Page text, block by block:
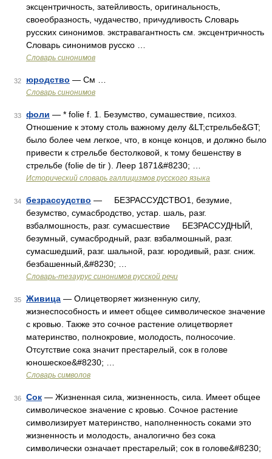
эксцентричность, затейливость, оригинальность,
своеобразность, чудачество, причудливость Словарь
русских синонимов. экстравагантность см. эксцентричность
Словарь синонимов русско …
Словарь синонимов
32 юродство — См …
Словарь синонимов
33 фоли — * folie f. 1. Безумство, сумашествие, психоз.
Отношение к этому столь важному делу &LT;стрельбе&GT;
было более чем легкое, что, в конце концов, и должно было
привести к стрельбе бестолковой, к тому бешенству в
стрельбе (folie de tir ). Леер 1871&#8230; …
Исторический словарь галлицизмов русского языка
34 безрассудство — БЕЗРАССУДСТВО1, безумие,
безумство, сумасбродство, устар. шаль, разг.
взбалмошность, разг. сумасшествие БЕЗРАССУДНЫЙ,
безумный, сумасбродный, разг. взбалмошный, разг.
сумасшедший, разг. шальной, разг. юродивый, разг. сниж.
безбашенный,&#8230; …
Словарь-тезаурус синонимов русской речи
35 Живица — Олицетворяет жизненную силу,
жизнеспособность и имеет общее символическое значение
с кровью. Также это сочное растение олицетворяет
материнство, полнокровие, молодость, полносочие.
Отсутствие сока значит престарелый, сок в голове
юношеское&#8230; …
Словарь символов
36 Сок — Жизненная сила, жизненность, сила. Имеет общее
символическое значение с кровью. Сочное растение
символизирует материнство, наполненность соками это
жизненность и молодость, аналогично без сока
символически означает престарелый; сок в голове&#8230;